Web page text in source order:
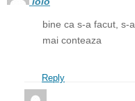
bine ca s-a facut, s-
mai conteaza
Reply